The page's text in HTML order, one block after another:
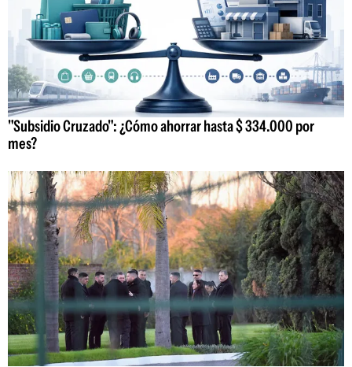
"Subsidio Cruzado": ¿Cómo ahorrar hasta $ 334.000 por
mes?